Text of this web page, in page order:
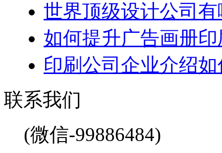
世界顶级设计公司
如何提升广告画册
印刷公司企业介绍
联系我们
(微信-99886484)